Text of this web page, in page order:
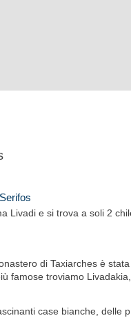
Livadi e si trova a soli 2
di Taxiarches è
famose troviamo
case bianche, delle